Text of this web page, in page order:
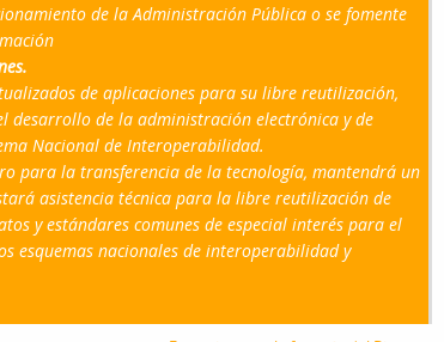
de la Administración Pública o se fomente
de aplicaciones para su libre reutilización,
desarrollo de la administración electrónica y de
Nacional de Interoperabilidad.
para la transferencia de la tecnología, mantendrá un
asistencia técnica para la libre reutilización de
y estándares comunes de especial interés para el
esquemas nacionales de interoperabilidad y